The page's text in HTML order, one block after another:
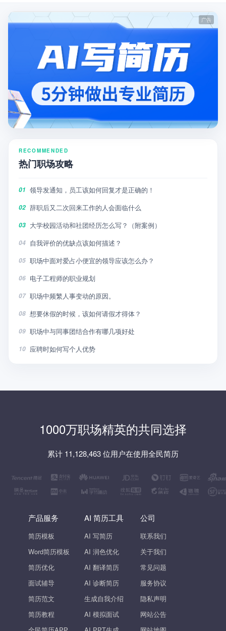
RECOMMENDED
热门职场攻略
01 领导发通知，员工该如何回复才是正确的！
02 辞职后又二次回来工作的人会面临什么
03 大学校园活动和社团经历怎么写？（附案例）
04 自我评价的优缺点该如何描述？
05 职场中面对爱占小便宜的领导应该怎么办？
06 电子工程师的职业规划
07 职场中频繁人事变动的原因。
08 想要休假的时候，该如何请假才得体？
09 职场中与同事团结合作有哪几项好处
10 应聘时如何写个人优势
1000万职场精英的共同选择
累计 11,128,463 位用户在使用全民简历
产品服务
简历模板
Word简历模板
简历优化
面试辅导
简历范文
简历教程
AI 简历工具
AI 写简历
AI 润色优化
AI 翻译简历
AI 诊断简历
生成自我介绍
AI 模拟面试
公司
联系我们
关于我们
常见问题
服务协议
隐私声明
网站公告